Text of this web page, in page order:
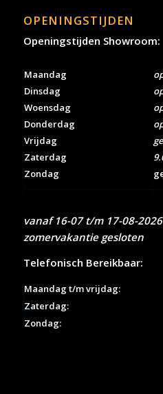
OPENINGSTIJDEN
Openingstijden Showroom:
Maandag
Dinsdag
Woensdag
Donderdag
Vrijdag
Zaterdag
Zondag
vanaf 16-07 t/m 17-08-
zomervakantie gesloten
Telefonisch Bereikbaar:
Maandag t/m vrijdag:
Zaterdag:
Zondag: